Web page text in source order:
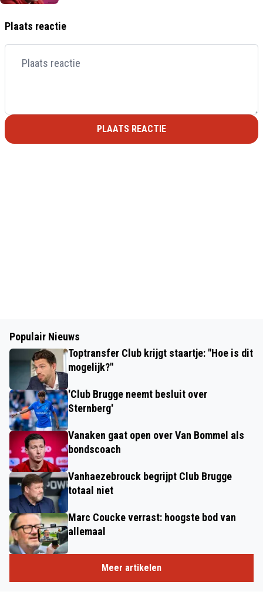
Plaats reactie
PLAATS REACTIE
Populair Nieuws
Toptransfer Club krijgt staartje: "Hoe is dit
mogelijk?"
'Club Brugge neemt besluit over
Sternberg'
Vanaken gaat open over Van Bommel als
bondscoach
Vanhaezebrouck begrijpt Club Brugge
totaal niet
Marc Coucke verrast: hoogste bod van
allemaal
Meer artikelen